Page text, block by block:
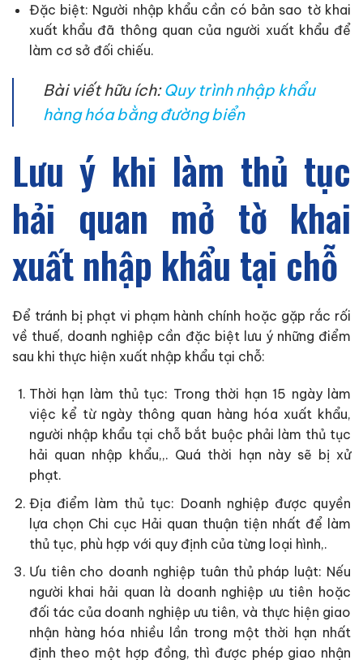
Đặc biệt: Người nhập khẩu cần có bản sao tờ khai
xuất khẩu đã thông quan của người xuất khẩu để
làm cơ sở đối chiếu.
Bài viết hữu ích:Quy trình nhập khẩu
hàng hóa bằng đường biển
Lưu ý khi làm thủ tục
hải quan mở tờ khai
xuất nhập khẩu tại chỗ
Để tránh bị phạt vi phạm hành chính hoặc gặp rắc rối
về thuế, doanh nghiệp cần đặc biệt lưu ý những điểm
sau khi thực hiện xuất nhập khẩu tại chỗ:
Thời hạn làm thủ tục: Trong thời hạn 15 ngày làm
việc kể từ ngày thông quan hàng hóa xuất khẩu,
người nhập khẩu tại chỗ bắt buộc phải làm thủ tục
hải quan nhập khẩu,,. Quá thời hạn này sẽ bị xử
phạt.
Địa điểm làm thủ tục: Doanh nghiệp được quyền
lựa chọn Chi cục Hải quan thuận tiện nhất để làm
thủ tục, phù hợp với quy định của từng loại hình,.
Ưu tiên cho doanh nghiệp tuân thủ pháp luật: Nếu
người khai hải quan là doanh nghiệp ưu tiên hoặc
đối tác của doanh nghiệp ưu tiên, và thực hiện giao
nhận hàng hóa nhiều lần trong một thời hạn nhất
định theo một hợp đồng, thì được phép giao nhận